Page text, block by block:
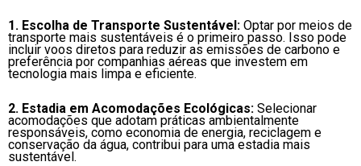
1. Escolha de Transporte Sustentável: Optar por meios de
transporte mais sustentáveis é o primeiro passo. Isso pode
incluir voos diretos para reduzir as emissões de carbono e
preferência por companhias aéreas que investem em
tecnologia mais limpa e eficiente.
2. Estadia em Acomodações Ecológicas: Selecionar
acomodações que adotam práticas ambientalmente
responsáveis, como economia de energia, reciclagem e
conservação da água, contribui para uma estadia mais
sustentável.